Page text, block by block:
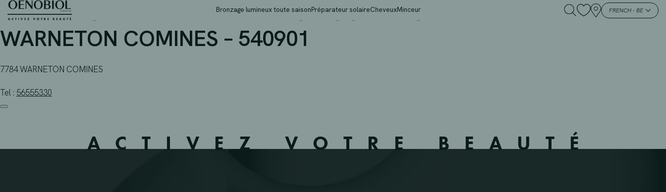
Skip
Bronzage lumineux toute saisonPréparateur solaireCheveuxMinceur FRENCH - BE
PHARMACIE BEELE – WARNETON COMINES – 540901 – WARN –
WARNETON COMINES – 540901
7784 WARNETON COMINES
Tel : 56555330
ACTIVEZ VOTRE BEAUTÉ